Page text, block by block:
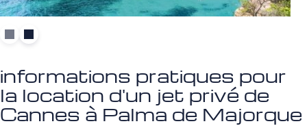
informations pratiques pour
la location d'un jet privé de
Cannes à Palma de Majorque